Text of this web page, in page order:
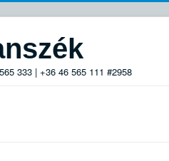
333 | +36 46 565 111 #2958